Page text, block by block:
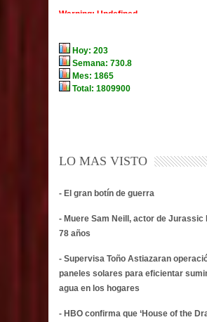
LO MAS VISTO
- El gran botín de guerra
- Muere Sam Neill, actor de Jurassic
78 años
- Supervisa Toño Astiazaran
paneles solares para eficientar
agua en los hogares
- HBO confirma que ‘House of the